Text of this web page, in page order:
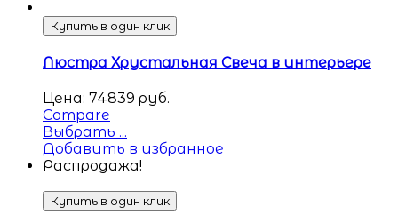
Купить в один клик
Люстра Хрустальная Свеча в интерьере
Цена: 74839 руб.
Compare
Выбрать ...
Добавить в избранное
Распродажа!
Купить в один клик